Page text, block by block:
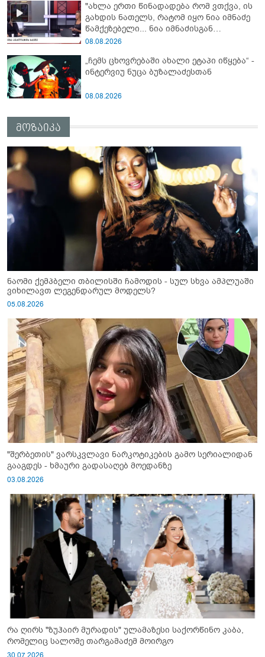
"ახლა ერთი წინადადება რომ ვთქვა, ის
გახდის ნათელს, რატომ იყო ნია იმნაძე
წამქეზებელი... ნია იმნაძისგან
გამოსული ინფორმაციაა ეს" - რას
08.08.2026
„ჩემს ცხოვრებაში ახალი ეტაპი იწყება“ -
ინტერვიუ ნუცა ბუზალაძესთან
08.08.2026
მოზაიკა
ნაომი ქემპბელი თბილისში ჩამოდის - სულ სხვა ამპლუაში
ვიხილავთ ლეგენდარულ მოდელს?
05.08.2026
"შერბეთის" ვარსკვლავი ნარკოტიკების გამო სერიალიდან
გააგდეს - ხმაური გადასაღებ მოედანზე
03.08.2026
რა ღირს "ზუჰაირ მურადის" ულამაზესი საქორწინო კაბა,
რომელიც სალომე თარგამაძემ მოირგო